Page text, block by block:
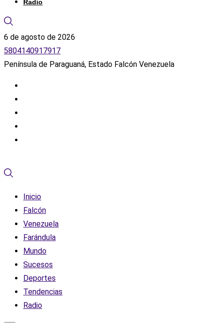
Radio
6 de agosto de 2026
5804140917917
Península de Paraguaná, Estado Falcón Venezuela
Inicio
Falcón
Venezuela
Farándula
Mundo
Sucesos
Deportes
Tendencias
Radio